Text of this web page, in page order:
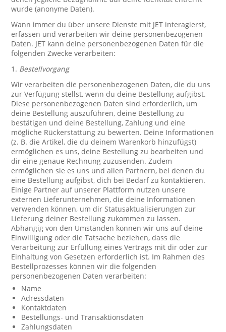
wurde (anonyme Daten).
Wann immer du über unsere Dienste mit JET interagierst,
erfassen und verarbeiten wir deine personenbezogenen
Daten. JET kann deine personenbezogenen Daten für die
folgenden Zwecke verarbeiten:
1. Bestellvorgang
Wir verarbeiten die personenbezogenen Daten, die du uns
zur Verfügung stellst, wenn du deine Bestellung aufgibst.
Diese personenbezogenen Daten sind erforderlich, um
deine Bestellung auszuführen, deine Bestellung zu
bestätigen und deine Bestellung, Zahlung und eine
mögliche Rückerstattung zu bewerten. Deine Informationen
(z. B. die Artikel, die du deinem Warenkorb hinzufügst)
ermöglichen es uns, deine Bestellung zu bearbeiten und
dir eine genaue Rechnung zuzusenden. Zudem
ermöglichen sie es uns und allen Partnern, bei denen du
eine Bestellung aufgibst, dich bei Bedarf zu kontaktieren.
Einige Partner auf unserer Plattform nutzen unsere
externen Lieferunternehmen, die deine Informationen
verwenden können, um dir Statusaktualisierungen zur
Lieferung deiner Bestellung zukommen zu lassen.
Abhängig von den Umständen können wir uns auf deine
Einwilligung oder die Tatsache beziehen, dass die
Verarbeitung zur Erfüllung eines Vertrags mit dir oder zur
Einhaltung von Gesetzen erforderlich ist. Im Rahmen des
Bestellprozesses können wir die folgenden
personenbezogenen Daten verarbeiten:
Name
Adressdaten
Kontaktdaten
Bestellungs- und Transaktionsdaten
Zahlungsdaten